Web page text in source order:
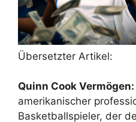
Übersetzter Artikel:
Quinn Cook Vermögen:
amerikanischer
Basketballspieler, der